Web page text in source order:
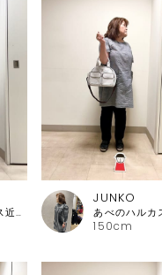
あべのハルカス近鉄本店 ピッコーネ
150cm
JUNKO